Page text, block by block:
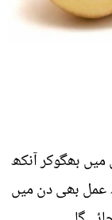
میں بھگوکر آنکھ
عمل بھی دن میں